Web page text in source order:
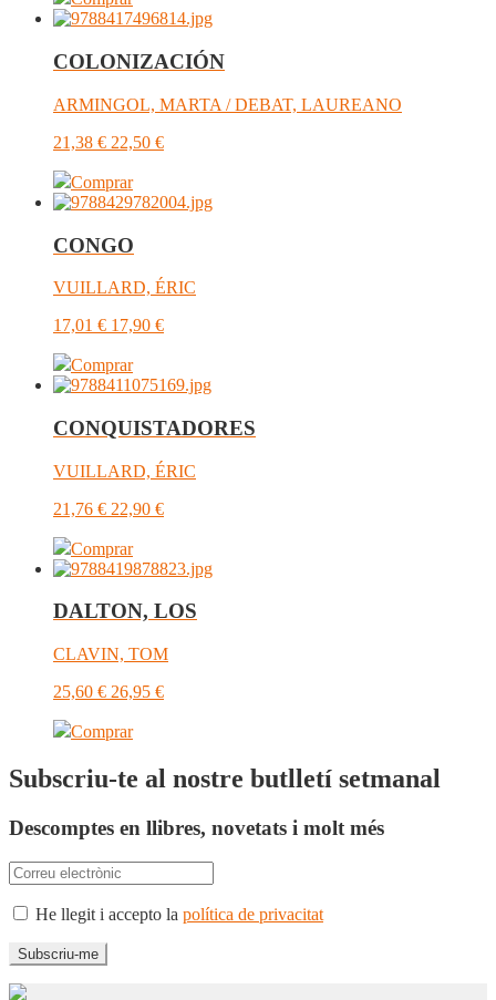
COLONIZACIÓN
ARMINGOL, MARTA / DEBAT, LAUREANO
21,38 € 22,50 €
Comprar
CONGO
VUILLARD, ÉRIC
17,01 € 17,90 €
Comprar
CONQUISTADORES
VUILLARD, ÉRIC
21,76 € 22,90 €
Comprar
DALTON, LOS
CLAVIN, TOM
25,60 € 26,95 €
Comprar
Subscriu-te al nostre butlletí setmanal
Descomptes en llibres, novetats i molt més
He llegit i accepto la política de privacitat